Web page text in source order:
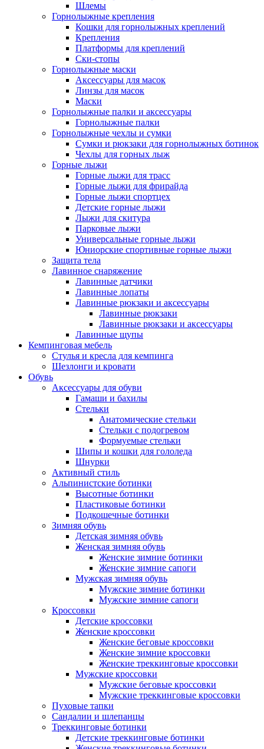
Шлемы
Горнолыжные крепления
Кошки для горнолыжных креплений
Крепления
Платформы для креплений
Ски-стопы
Горнолыжные маски
Аксессуары для масок
Линзы для масок
Маски
Горнолыжные палки и аксессуары
Горнолыжные палки
Горнолыжные чехлы и сумки
Сумки и рюкзаки для горнолыжных ботинок
Чехлы для горных лыж
Горные лыжи
Горные лыжи для трасс
Горные лыжи для фрирайда
Горные лыжи спортцех
Детские горные лыжи
Лыжи для скитура
Парковые лыжи
Универсальные горные лыжи
Юниорские спортивные горные лыжи
Защита тела
Лавинное снаряжение
Лавинные датчики
Лавинные лопаты
Лавинные рюкзаки и аксессуары
Лавинные рюкзаки
Лавинные рюкзаки и аксессуары
Лавинные щупы
Кемпинговая мебель
Стулья и кресла для кемпинга
Шезлонги и кровати
Обувь
Аксессуары для обуви
Гамаши и бахилы
Стельки
Анатомические стельки
Стельки с подогревом
Формуемые стельки
Шипы и кошки для гололеда
Шнурки
Активный стиль
Альпинистские ботинки
Высотные ботинки
Пластиковые ботинки
Подкошечные ботинки
Зимняя обувь
Детская зимняя обувь
Женская зимняя обувь
Женские зимние ботинки
Женские зимние сапоги
Мужская зимняя обувь
Мужские зимние ботинки
Мужские зимние сапоги
Кроссовки
Детские кроссовки
Женские кроссовки
Женские беговые кроссовки
Женские зимние кроссовки
Женские треккинговые кроссовки
Мужские кроссовки
Мужские беговые кроссовки
Мужские треккинговые кроссовки
Пуховые тапки
Сандалии и шлепанцы
Треккинговые ботинки
Детские треккинговые ботинки